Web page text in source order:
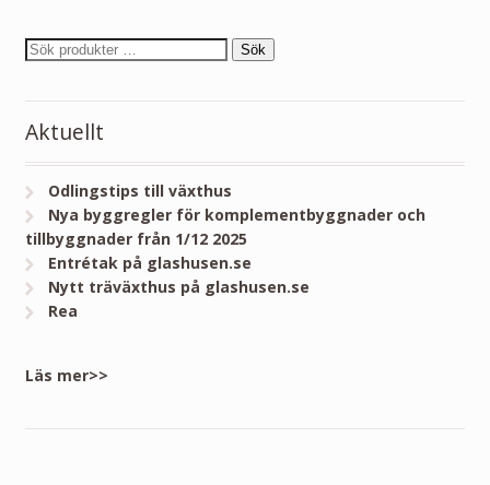
Sök
Aktuellt
Odlingstips till växthus
Nya byggregler för komplementbyggnader och
tillbyggnader från 1/12 2025
Entrétak på glashusen.se
Nytt träväxthus på glashusen.se
Rea
Läs mer>>